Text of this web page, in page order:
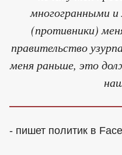
многогранными
(противники)
правительство
меня раньше, это
- пишет политик в